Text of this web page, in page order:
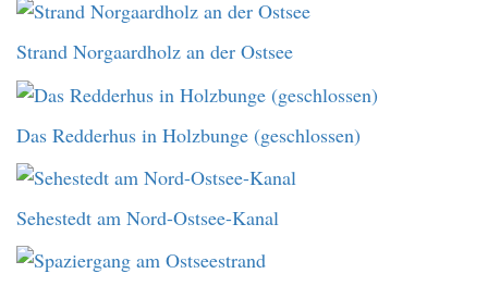
Strand Norgaardholz an der Ostsee
Das Redderhus in Holzbunge (geschlossen)
Sehestedt am Nord-Ostsee-Kanal